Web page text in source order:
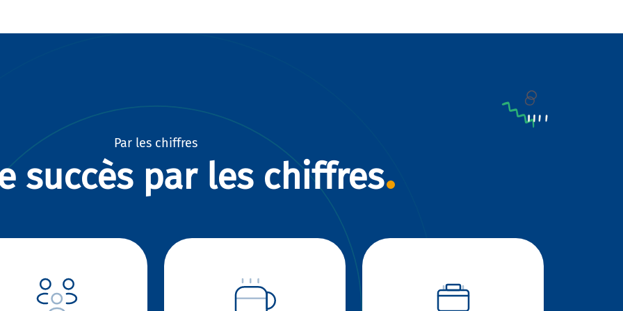
Par les chiffres
succès par les chiffres